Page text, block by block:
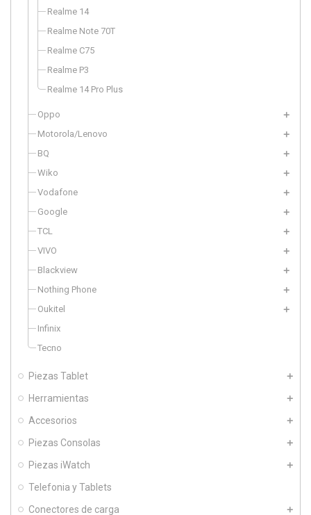
Realme 14
Realme Note 70T
Realme C75
Realme P3
Realme 14 Pro Plus
Oppo
Motorola/Lenovo
BQ
Wiko
Vodafone
Google
TCL
VIVO
Blackview
Nothing Phone
Oukitel
Infinix
Tecno
Piezas Tablet
Herramientas
Accesorios
Piezas Consolas
Piezas iWatch
Telefonia y Tablets
Conectores de carga